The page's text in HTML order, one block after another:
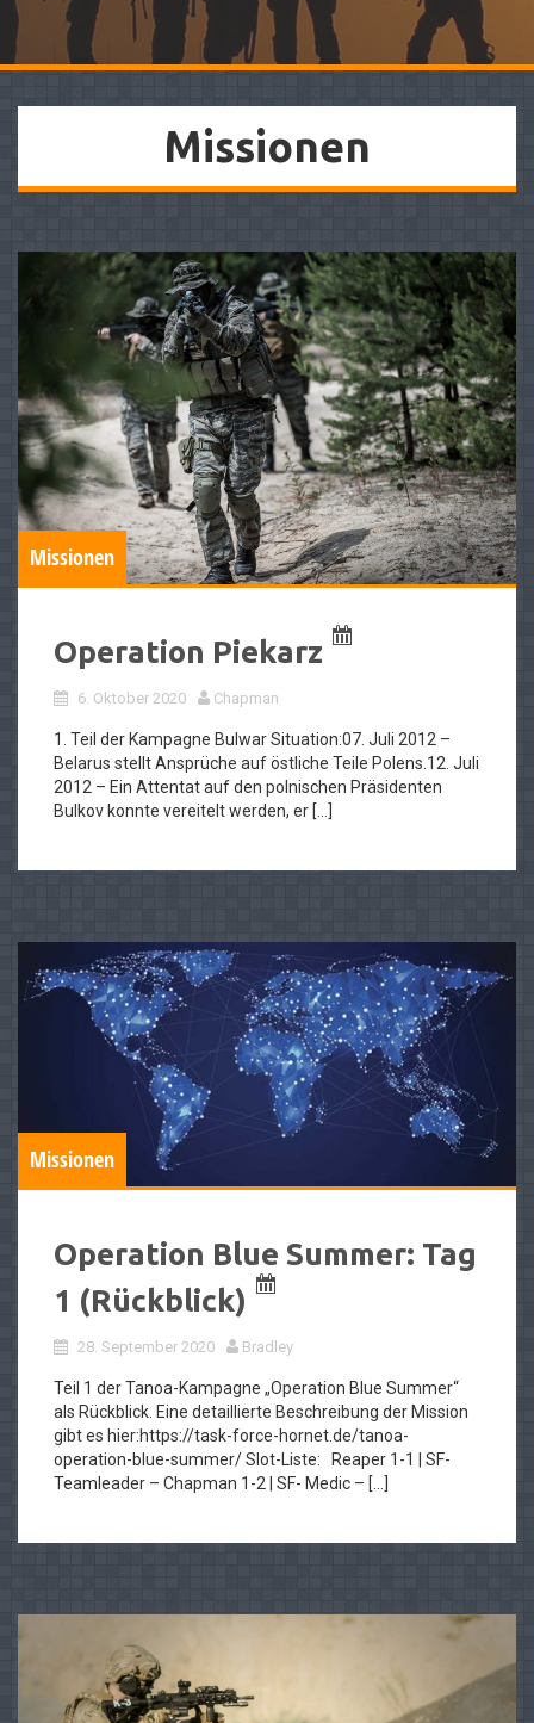
Missionen
Missionen
Operation Piekarz
6. Oktober 2020 Chapman
1. Teil der Kampagne Bulwar Situation:07. Juli 2012 –
Belarus stellt Ansprüche auf östliche Teile Polens.12. Juli
2012 – Ein Attentat auf den polnischen Präsidenten
Bulkov konnte vereitelt werden, er […]
Missionen
Operation Blue Summer: Tag
1 (Rückblick)
28. September 2020 Bradley
Teil 1 der Tanoa-Kampagne „Operation Blue Summer“
als Rückblick. Eine detaillierte Beschreibung der Mission
gibt es hier:https://task-force-hornet.de/tanoa-
operation-blue-summer/ Slot-Liste: Reaper 1-1 | SF-
Teamleader – Chapman 1-2 | SF- Medic – […]